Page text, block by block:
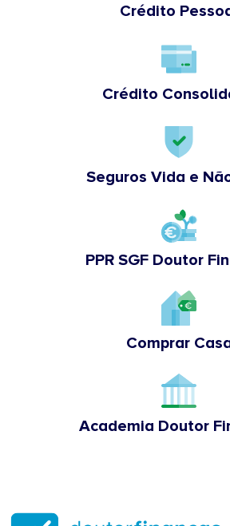
Crédito
Crédito
Seguros Vida e
PPR SGF Doutor
Comprar
Academia Doutor